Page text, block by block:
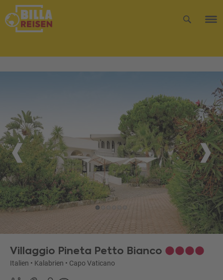
Villaggio Pineta Petto Bianco
Italien • Kalabrien • Capo Vaticano